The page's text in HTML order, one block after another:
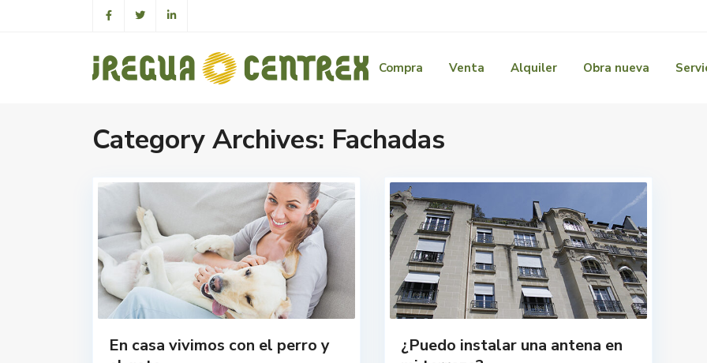
Compra Venta Alquiler Obra nueva
Category Archives: Fachadas
En casa vivimos con el perro y
¿Puedo instalar una antena en